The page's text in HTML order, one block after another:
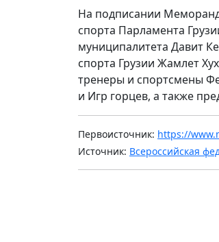
На подписании
спорта Парламента
муниципалитета Давит
спорта Грузии Жамлет
тренеры и спортсмены
и Игр горцев, а также
Первоисточник: https://
Источник: Всероссийская